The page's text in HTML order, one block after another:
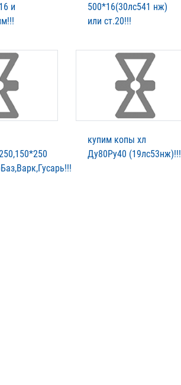
и
500*16(30лс541 нж)
или ст.20!!!
купим копы хл
Ду80Ру40 (19лс53нж)!!!